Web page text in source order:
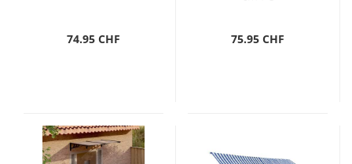
74.95 CHF 75.95 CHF